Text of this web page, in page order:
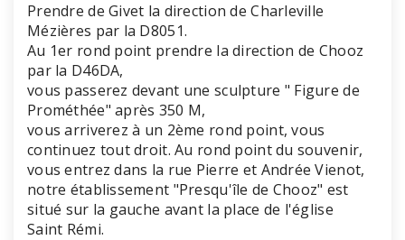
Prendre de Givet la direction de Charleville
Mézières par la D8051.
Au 1er rond point prendre la direction de Chooz
par la D46DA,
vous passerez devant une sculpture " Figure de
Prométhée" après 350 M,
vous arriverez à un 2ème rond point, vous
continuez tout droit. Au rond point du souvenir,
vous entrez dans la rue Pierre et Andrée Vienot,
notre établissement "Presqu'île de Chooz" est
situé sur la gauche avant la place de l'église
Saint Rémi.